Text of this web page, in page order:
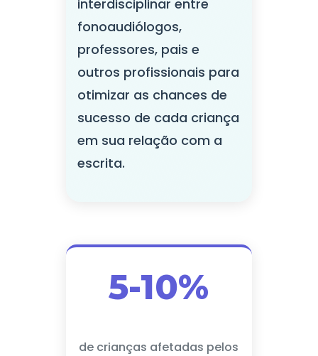
interdisciplinar entre
fonoaudiólogos,
professores, pais e
outros profissionais para
otimizar as chances de
sucesso de cada criança
em sua relação com a
escrita.
5-10%
de crianças afetadas pelos